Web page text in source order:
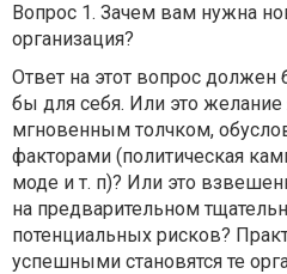
Вопрос 1. Зачем вам нужна
организация?
Ответ на этот вопрос
бы для себя. Или это желание
мгновенным толчком,
факторами (политическая
моде и т. п)? Или это
на предварительном
потенциальных рисков?
успешными становятся те